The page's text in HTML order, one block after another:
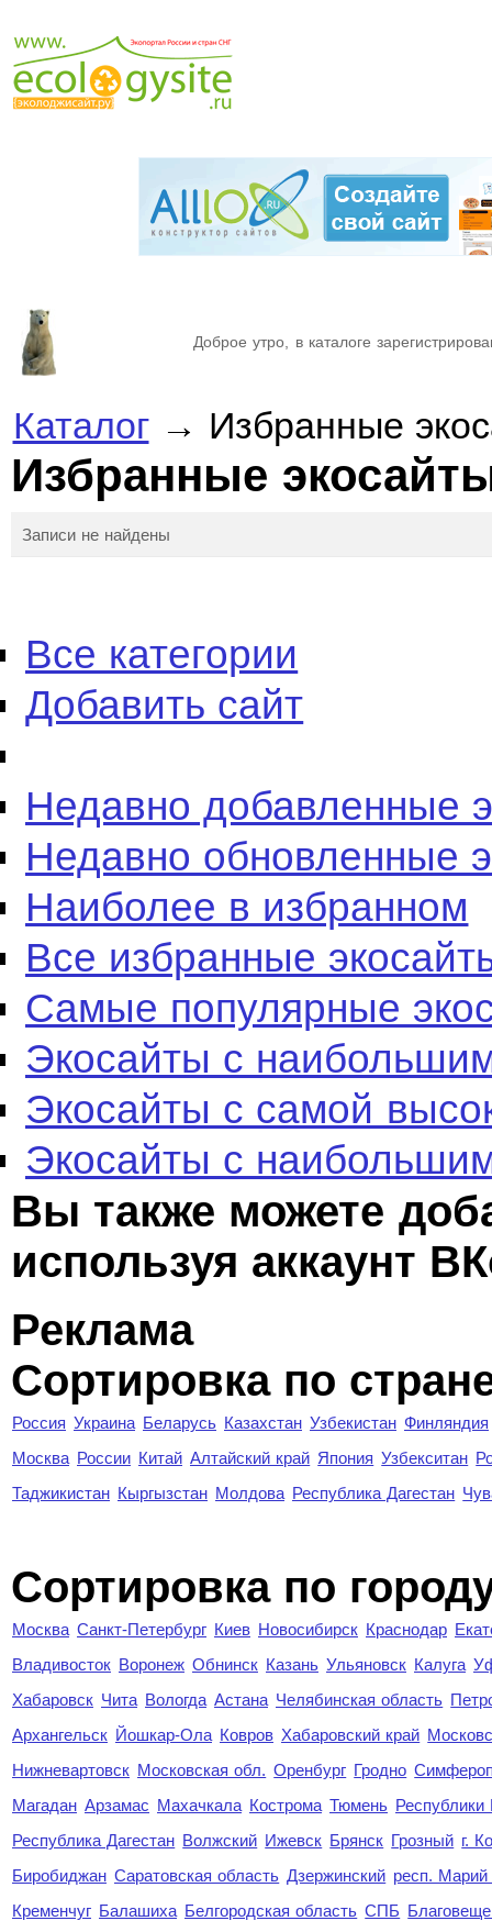
Доброе утро, в каталоге
Каталог→ Избранные
Избранные
Записи не найдены
Все категории
Добавить сайт
Недавно добавленные
Недавно обновленные
Наиболее в избранном
Все избранные
Самые популярные
Экосайты с
Экосайты с самой
Экосайты с
Вы также можете
используя аккаунт
Реклама
Сортировка по
Россия Украина Беларусь Казахстан Узбекистан Финляндия
Москва России Китай Алтайский край Япония Узбекситан
Таджикистан Кыргызстан Молдова Республика Дагестан
Cортировка по
Москва Санкт-Петербург Киев Новосибирск Краснодар
Владивосток Воронеж Обнинск Казань Ульяновск Калуга
Хабаровск Чита Вологда Астана Челябинская область
Архангельск Йошкар-Ола Ковров Хабаровский край
Нижневартовск Московская обл. Оренбург Гродно
Магадан Арзамас Махачкала Кострома Тюмень Республики
Республика Дагестан Волжский Ижевск Брянск Грозный г.
Биробиджан Саратовская область Дзержинский респ.
Кременчуг Балашиха Белгородская область СПБ